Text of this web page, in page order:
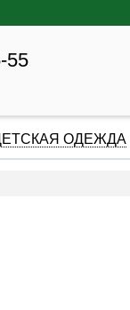
55
ОДЕЖДА